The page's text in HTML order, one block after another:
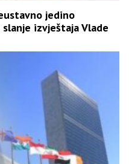
jedino
izvještaja Vlade